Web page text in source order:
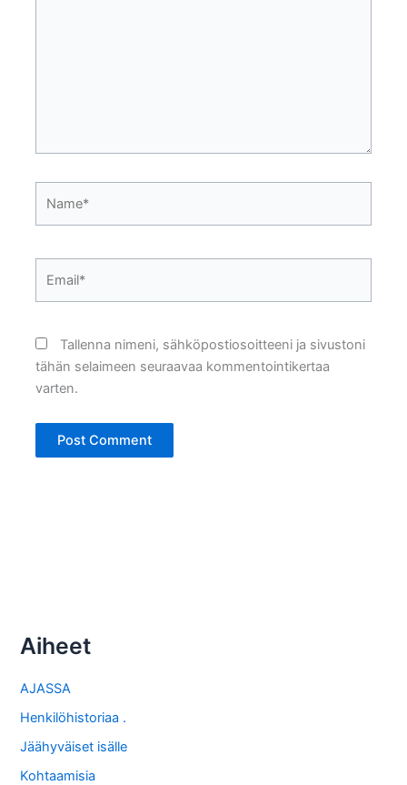
Tallenna nimeni, sähköpostiosoitteeni ja sivustoni
tähän selaimeen seuraavaa kommentointikertaa
varten.
Aiheet
AJASSA
Henkilöhistoriaa .
Jäähyväiset isälle
Kohtaamisia